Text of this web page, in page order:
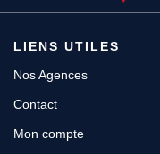
LIENS UTILES
Nos Agences
Contact
Mon compte